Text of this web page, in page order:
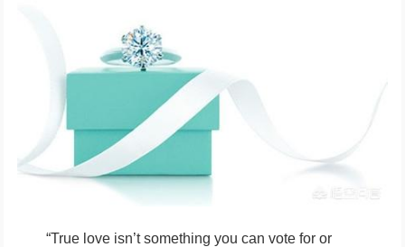
“True love isn’t something you can vote for or